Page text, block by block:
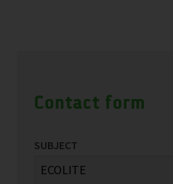
Contact form
SUBJECT